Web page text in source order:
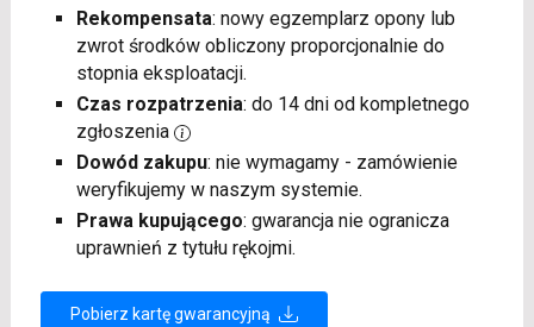
Rekompensata: nowy egzemplarz opony lub
zwrot środków obliczony proporcjonalnie do
stopnia eksploatacji.
Czas rozpatrzenia: do 14 dni od kompletnego
zgłoszenia
Dowód zakupu: nie wymagamy - zamówienie
weryfikujemy w naszym systemie.
Prawa kupującego: gwarancja nie ogranicza
uprawnień z tytułu rękojmi.
Pobierz kartę gwarancyjną